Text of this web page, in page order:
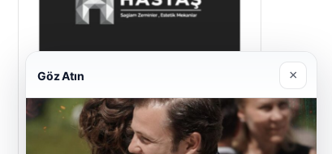
Hastaş Beton
Göz Atın ×